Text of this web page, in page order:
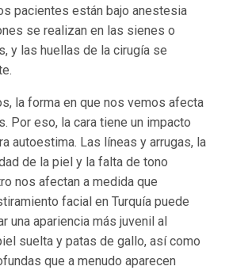
pacientes están bajo anestesia
se realizan en las sienes o
y las huellas de la cirugía se
la forma en que nos vemos afecta
Por eso, la cara tiene un impacto
autoestima. Las líneas y arrugas, la
de la piel y la falta de tono
nos afectan a medida que
facial en Turquía puede
una apariencia más juvenil al
suelta y patas de gallo, así como
que a menudo aparecen